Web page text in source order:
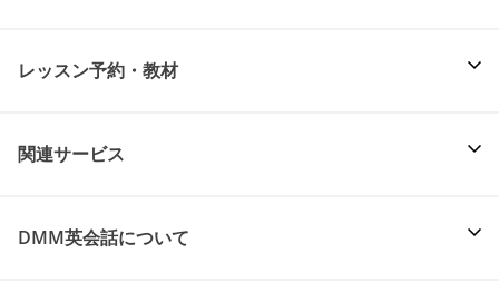
レッスン予約・教材
関連サービス
DMM英会話について